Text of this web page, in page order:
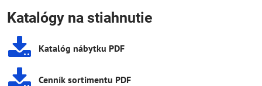
Katalógy na stiahnutie
Katalóg nábytku PDF
Cenník sortimentu PDF